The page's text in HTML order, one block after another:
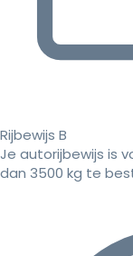
Rijbewijs B
Je autorijbewijs is
dan 3500 kg te